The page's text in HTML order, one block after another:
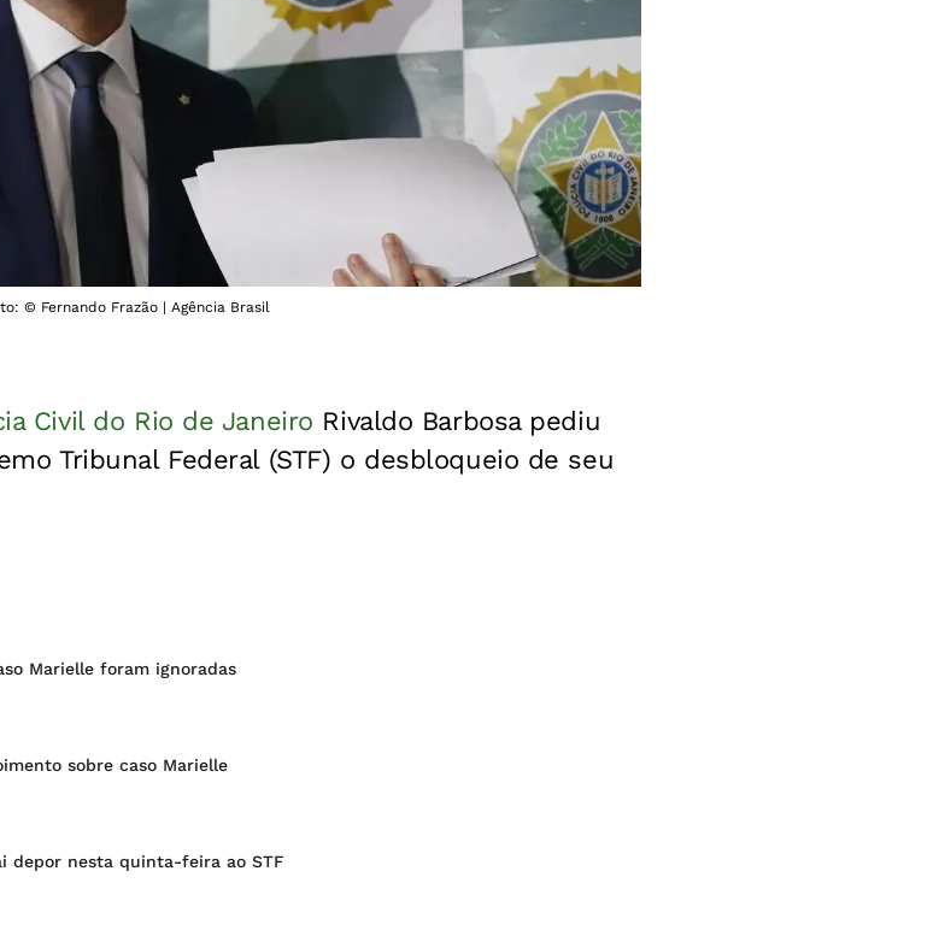
© Fernando Frazão | Agência Brasil
Civil do Rio de Janeiro Rivaldo Barbosa pediu
Tribunal Federal (STF) o desbloqueio de seu
Marielle foram ignoradas
sobre caso Marielle
depor nesta quinta-feira ao STF